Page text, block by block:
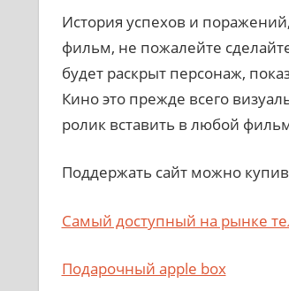
История успехов и
фильм, не пожалейте
будет раскрыт персонаж,
Кино это прежде всего
ролик вставить в любой
Поддержать сайт можно
Самый доступный на рынке
Подарочный apple box